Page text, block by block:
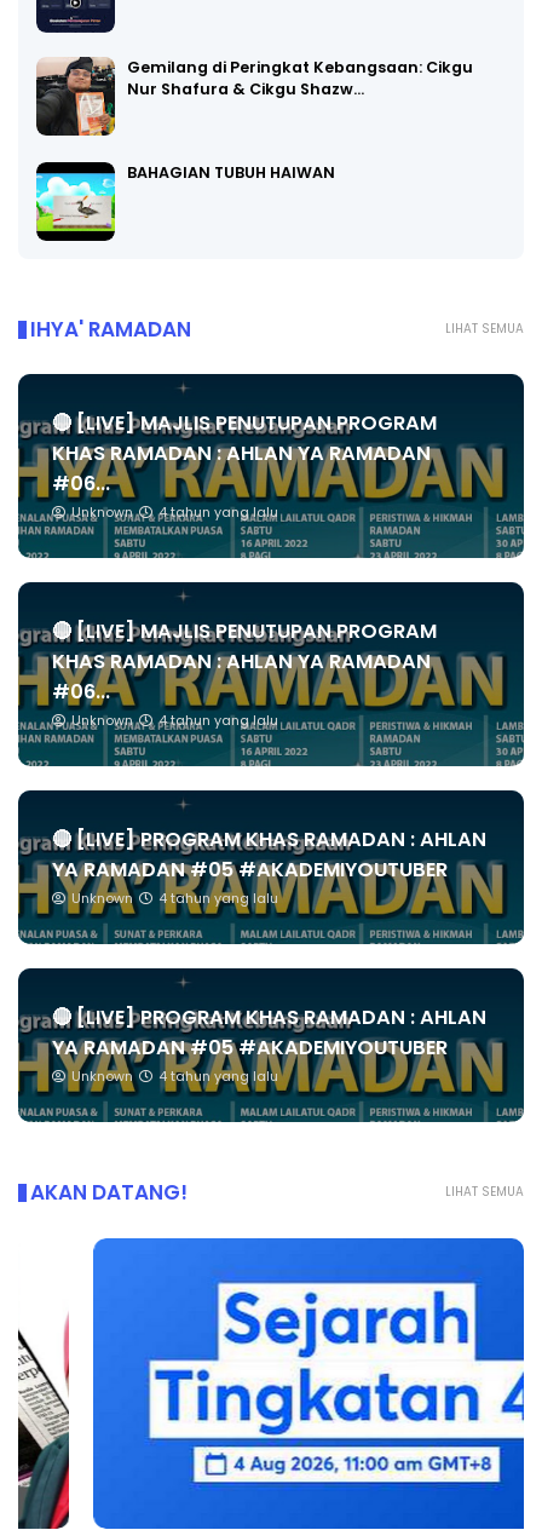
Gemilang di Peringkat Kebangsaan: Cikgu
Nur Shafura & Cikgu Shazw…
BAHAGIAN TUBUH HAIWAN
LIHAT SEMUA
IHYA' RAMADAN
🔴 [LIVE] MAJLIS PENUTUPAN PROGRAM
KHAS RAMADAN : AHLAN YA RAMADAN
#06...
Unknown 4 tahun yang lalu
🔴 [LIVE] MAJLIS PENUTUPAN PROGRAM
KHAS RAMADAN : AHLAN YA RAMADAN
#06...
Unknown 4 tahun yang lalu
🔴 [LIVE] PROGRAM KHAS RAMADAN : AHLAN
YA RAMADAN #05 #AKADEMIYOUTUBER
Unknown 4 tahun yang lalu
🔴 [LIVE] PROGRAM KHAS RAMADAN : AHLAN
YA RAMADAN #05 #AKADEMIYOUTUBER
Unknown 4 tahun yang lalu
LIHAT SEMUA
AKAN DATANG!